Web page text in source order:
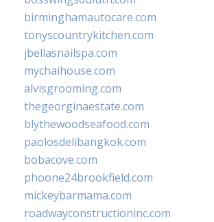
birminghamautocare.com
tonyscountrykitchen.com
jbellasnailspa.com
mychaihouse.com
alvisgrooming.com
thegeorginaestate.com
blythewoodseafood.com
paolosdelibangkok.com
bobacove.com
phoone24brookfield.com
mickeybarmama.com
roadwayconstructioninc.com